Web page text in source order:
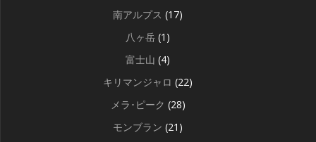
南アルプス (17)
八ヶ岳 (1)
富士山 (4)
キリマンジャロ (22)
メラ･ピーク (28)
モンブラン (21)